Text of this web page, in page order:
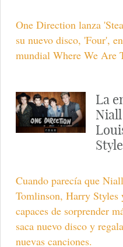
One Direction lanza
su nuevo disco, 'Four',
mundial Where We Are
La
Cuando parecía que
Tomlinson, Harry
capaces de sorprender
saca nuevo disco y
nuevas canciones.